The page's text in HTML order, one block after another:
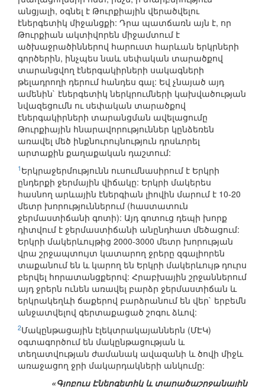
անցյալի, օգնել է Թուրքիային վերածվելու
էներգետիկ միջանցքի: Դրա պատճառն այն է, որ
Թուրքիան ակտիվորեն միջամտում է
ածխաջրածիններով հարուստ հարևան երկրների
գործերին, ինչպես նաև սեփական տարածքով
տարանցվող էներգակիրների սակագների
թելադրողի դերում հանդես գալ: Եվ չնայած այդ
ամենին` էներգետիկ ներկրումների կախվածության
նվազեցումն ու սեփական տարածքով
էներգակիրների տարանցման ավելացումը
Թուրքիային հնարավորություններ կընձեռեն
առավել մեծ ինքնուրույնություն դրսևորել
արտաքին քաղաքական դաշտում:
1 Երկրաջերմությունն ուսումնասիրում է Երկրի
ընդերքի ջերմային վիճակը: Երկրի մակերես
հասնող արևային էներգիան լիովին մարում է 10-20
մետր խորություններում (հաստատուն
ջերմաստիճանի գոտի): Այդ գոտուց դեպի խորք
դիտվում է ջերմաստիճանի անընդհատ մեծացում:
Երկրի մակերևույթից 2000-3000 մետր խորության
վրա շրջապտույտ կատարող ջրերը զգալիորեն
տաքանում են և կարող են Երկրի մակերևույթ դուրս
բերվել հորատանցքերով: Հրաբխային շրջաններում
այդ ջրերն ունեն առավել բարձր ջերմաստիճան և
երկրակեղևի ճաքերով բարձրանում են վեր` երբեմն
անջատվելով գերտաքացած շոգու ձևով:
2Մակընթացային էլեկտրակայաններն (ՄԷԿ)
օգտագործում են մակընթացության և
տեղատվության ժամանակ ավազանի և ծովի միջև
առաջացող ջրի մակարդակների անկումը:
«Գլոբուս Էներգետիկ և տարածաշրջանային